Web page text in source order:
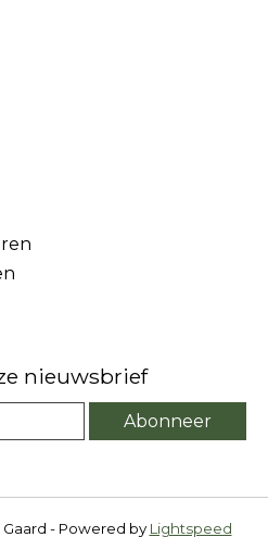
nieuwsbrief
Abonneer
- Powered by Lightspeed